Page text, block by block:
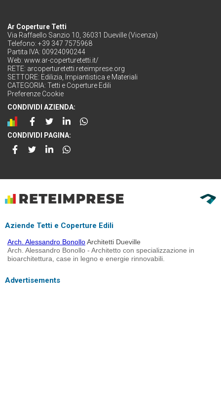
Ar Coperture Tetti
Via Raffaello Sanzio 10, 36031 Dueville (Vicenza)
Telefono: +39 347 7575968
Partita IVA: 00924090244
Web: www.ar-coperturetetti.it/
RETE: arcoperturetetti.reteimprese.org
SETTORE: Edilizia, Impiantistica e Materiali
CATEGORIA: Tetti e Coperture Edili
Preferenze Cookie
CONDIVIDI AZIENDA:
CONDIVIDI PAGINA:
Aziende Tetti e Coperture Edili
Arch. Alessandro BonolloArchitetti Dueville
Arch. Alessandro Bonollo - Architetto con specializzazione in
bioarchitettura, case in legno e energie rinnovabili.
Advertisements